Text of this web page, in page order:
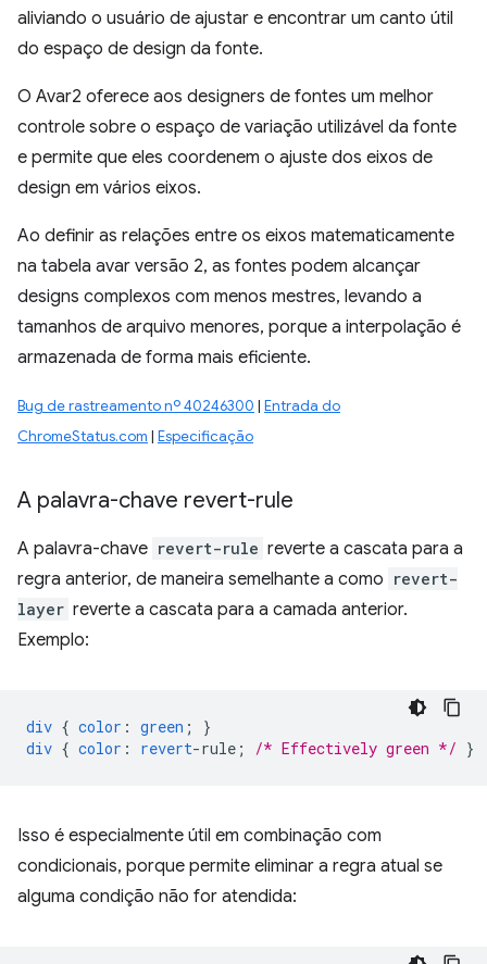
aliviando o usuário de ajustar e encontrar um canto útil
do espaço de design da fonte.
O Avar2 oferece aos designers de fontes um melhor
controle sobre o espaço de variação utilizável da fonte
e permite que eles coordenem o ajuste dos eixos de
design em vários eixos.
Ao definir as relações entre os eixos matematicamente
na tabela avar versão 2, as fontes podem alcançar
designs complexos com menos mestres, levando a
tamanhos de arquivo menores, porque a interpolação é
armazenada de forma mais eficiente.
Bug de rastreamento nº 40246300 | Entrada do
ChromeStatus.com | Especificação
A palavra-chave revert-rule
A palavra-chave revert-rule reverte a cascata para a
regra anterior, de maneira semelhante a como revert-
layer reverte a cascata para a camada anterior.
Exemplo:
div { color : green ;
}
div { color : revert-rule ; /* Effectively green */ }
Isso é especialmente útil em combinação com
condicionais, porque permite eliminar a regra atual se
alguma condição não for atendida: